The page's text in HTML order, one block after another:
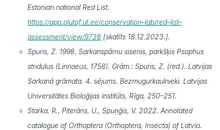
Estonian national Red List.
https://app.plutof.ut.ee/conservation–lab/red–list–
assessment/view/9738 [skatīts 18.12.2023.].
Spuris, Z. 1998. Sarkanspārnu sisenis, parkšķis Psophus
stridulus (Linnaeus, 1758). Grām.: Spuris, Z. (red.). Latvijas
Sarkanā grāmata. 4. sējums. Bezmugurkaulnieki. Latvijas
Universitātes Bioloģijas institūts, Rīga, 250–251.
Starka, R., Piterāns, U., Spuņģis, V. 2022. Annotated
catalogue of Orthoptera (Orthoptera, Insecta) of Latvia.